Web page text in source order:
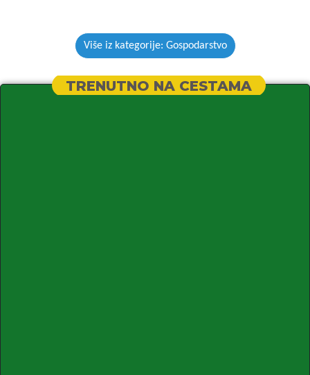
Više iz kategorije: Gospodarstvo
TRENUTNO NA CESTAMA